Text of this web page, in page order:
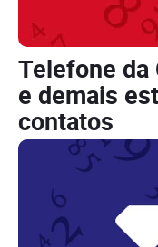
Telefone da
e demais
contatos